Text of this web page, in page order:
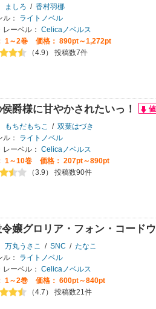
ましろ / 香村羽梛
ル：
ライトノベル
レーベル： Celicaノベルス
1～2巻
価格： 890pt～1,272pt
（4.9） 投稿数7件
爵様に甘やかされたいっ！
もちだもちこ / 双葉はづき
ル：
ライトノベル
レーベル： Celicaノベルス
1～10巻
価格： 207pt～890pt
（3.9） 投稿数90件
嬢グロリア・フォン・コード
万丸うさこ / SNC / たなこ
ル：
ライトノベル
レーベル： Celicaノベルス
1～2巻
価格： 600pt～840pt
（4.7） 投稿数21件